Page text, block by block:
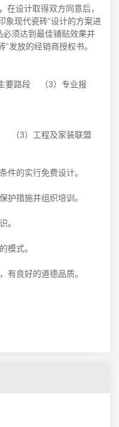
在设计取得双方同意后，
象现代瓷砖”设计的方案进
须达到最佳铺贴效果并
发放的经销商授权书。
要路段 （3）专业报
（3）工程及家装联盟
件的实行免费设计。
护措施并组织培训。
。
模式。
有良好的道德品质。